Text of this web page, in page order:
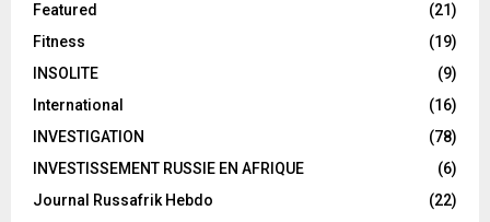
Featured
(21)
Fitness
(19)
INSOLITE
(9)
International
(16)
INVESTIGATION
(78)
INVESTISSEMENT RUSSIE EN AFRIQUE
(6)
Journal Russafrik Hebdo
(22)